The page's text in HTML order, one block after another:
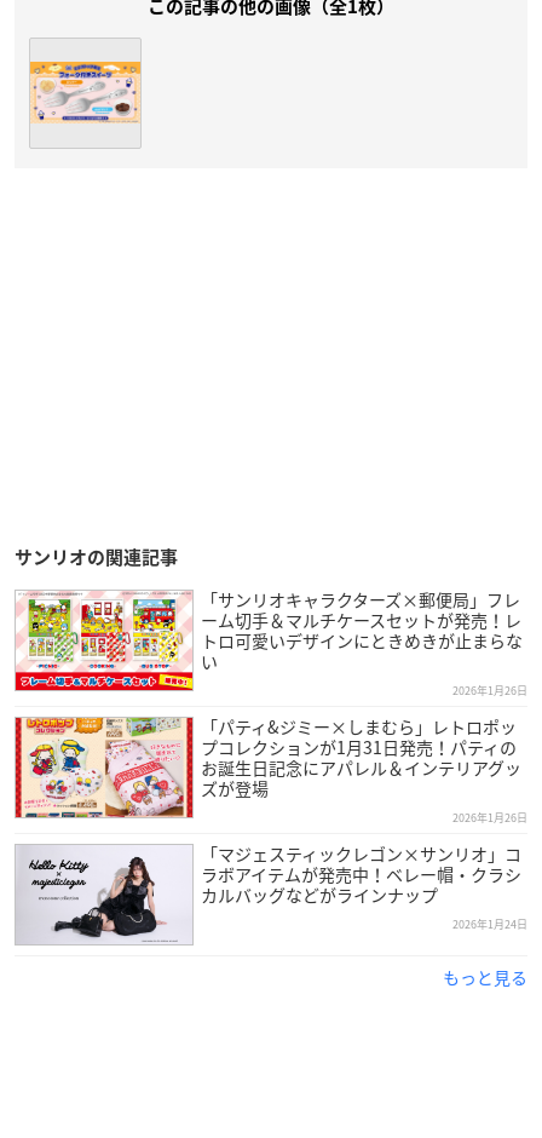
この記事の他の画像（全1枚）
サンリオの関連記事
「サンリオキャラクターズ×郵便局」フレ
ーム切手＆マルチケースセットが発売！レ
トロ可愛いデザインにときめきが止まらな
い
2026年1月26日
「パティ&ジミー×しまむら」レトロポッ
プコレクションが1月31日発売！パティの
お誕生日記念にアパレル＆インテリアグッ
ズが登場
2026年1月26日
「マジェスティックレゴン×サンリオ」コ
ラボアイテムが発売中！ベレー帽・クラシ
カルバッグなどがラインナップ
2026年1月24日
もっと見る